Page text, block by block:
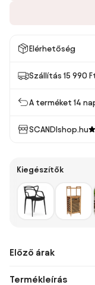
Elérhetőség
Szállítás 15 990
A terméket 14
SCANDIshop.hu
Kiegészítők
Előző árak
Termékleírás